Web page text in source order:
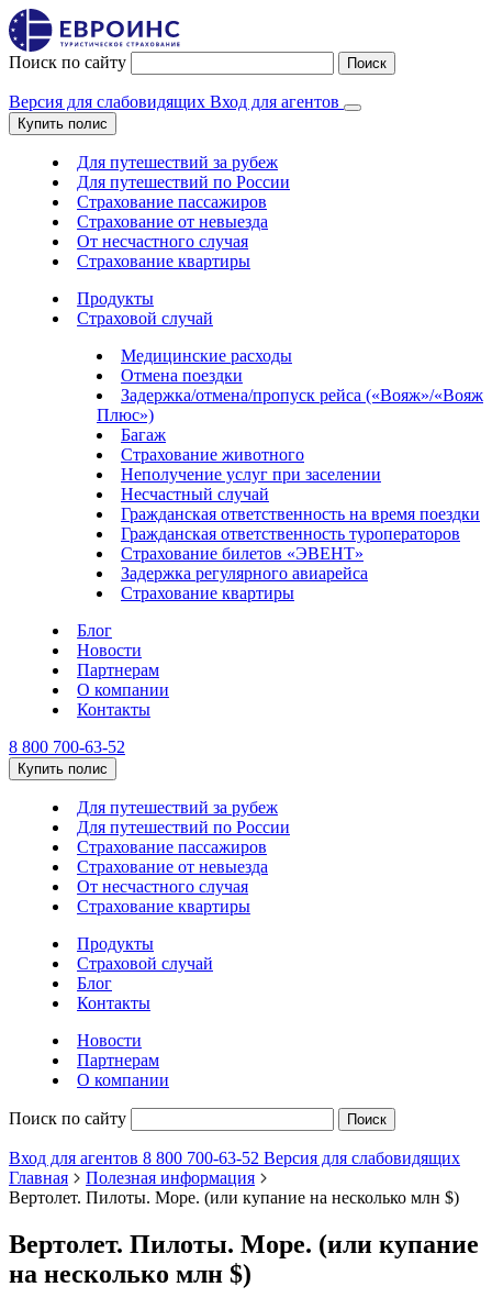
Поиск по сайту Поиск
Версия для слабовидящих Вход для агентов
Купить полис
Для путешествий за рубеж
Для путешествий по России
Страхование пассажиров
Страхование от невыезда
От несчастного случая
Страхование квартиры
Продукты
Страховой случай
Медицинские расходы
Отмена поездки
Задержка/отмена/пропуск рейса («Вояж»/«Вояж
Плюс»)
Багаж
Страхование животного
Неполучение услуг при заселении
Несчастный случай
Гражданская ответственность на время поездки
Гражданская ответственность туроператоров
Страхование билетов «ЭВЕНТ»
Задержка регулярного авиарейса
Страхование квартиры
Блог
Новости
Партнерам
О компании
Контакты
8 800 700-63-52
Купить полис
Для путешествий за рубеж
Для путешествий по России
Страхование пассажиров
Страхование от невыезда
От несчастного случая
Страхование квартиры
Продукты
Страховой случай
Блог
Контакты
Новости
Партнерам
О компании
Поиск по сайту Поиск
Вход для агентов 8 800 700-63-52 Версия для слабовидящих
Главная
Полезная информация
Вертолет. Пилоты. Море. (или купание на несколько млн $)
Вертолет. Пилоты. Море. (или купание
на несколько млн $)